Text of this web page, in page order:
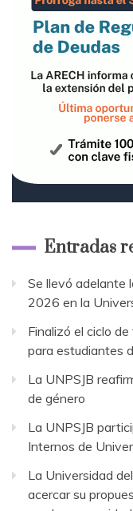
Entradas
Se llevó adelante
2026 en la
Finalizó el ciclo
para estudiantes
La UNPSJB
de género
La UNPSJB
Internos de
La Universidad
acercar su